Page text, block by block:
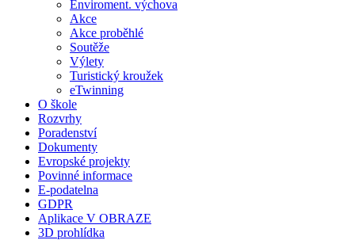
Enviroment. výchova
Akce
Akce proběhlé
Soutěže
Výlety
Turistický kroužek
eTwinning
O škole
Rozvrhy
Poradenství
Dokumenty
Evropské projekty
Povinné informace
E-podatelna
GDPR
Aplikace V OBRAZE
3D prohlídka